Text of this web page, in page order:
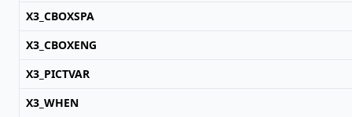
X3_CBOXSPA
X3_CBOXENG
X3_PICTVAR
X3_WHEN